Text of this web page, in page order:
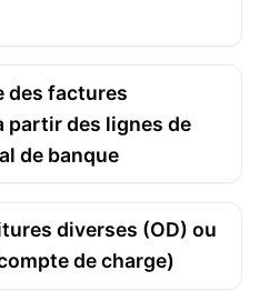
des factures
partir des lignes de
de banque
diverses (OD) ou
de charge)